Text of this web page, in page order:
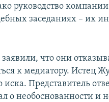
руководство
заседаниях – их
что они
к медиатору. Истец
Представитель
о необоснованности и